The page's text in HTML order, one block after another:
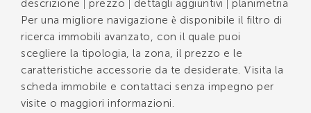
descrizione | prezzo | dettagli aggiuntivi | planimetria
Per una migliore navigazione è disponibile il filtro di
ricerca immobili avanzato, con il quale puoi
scegliere la tipologia, la zona, il prezzo e le
caratteristiche accessorie da te desiderate. Visita la
scheda immobile e contattaci senza impegno per
visite o maggiori informazioni.